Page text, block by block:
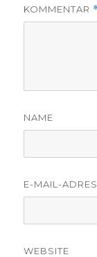
KOMMENTAR
NAME
E-MAIL-
WEBSITE